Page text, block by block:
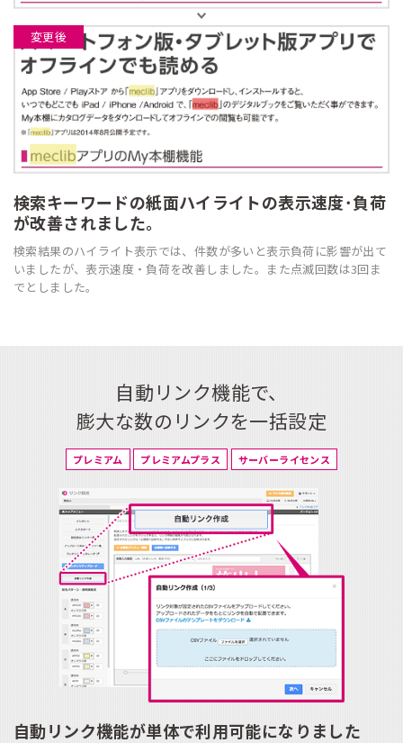
変更後
検索キーワードの紙面ハイライトの表示速度･負荷
が改善されました。
検索結果のハイライト表示では、件数が多いと表示負荷に影響が出て
いましたが、表示速度・負荷を改善しました。また点滅回数は3回ま
でとしました。
自動リンク機能で、
膨大な数のリンクを一括設定
プレミアム プレミアムプラス サーバーライセンス
自動リンク機能が単体で利用可能になりました